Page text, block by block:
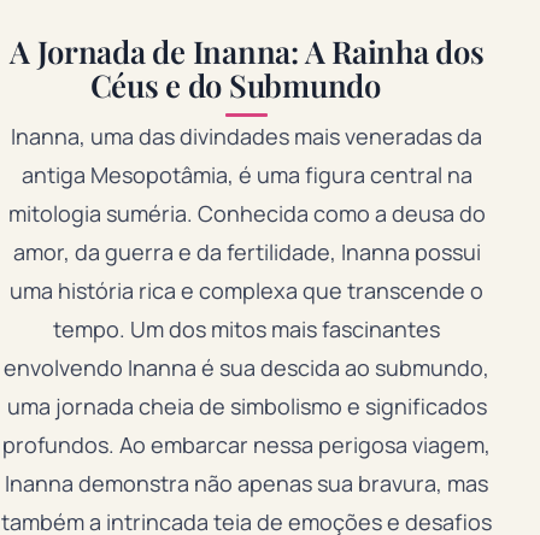
A Jornada de Inanna: A Rainha dos
Céus e do Submundo
Inanna, uma das divindades mais veneradas da
antiga Mesopotâmia, é uma figura central na
mitologia suméria. Conhecida como a deusa do
amor, da guerra e da fertilidade, Inanna possui
uma história rica e complexa que transcende o
tempo. Um dos mitos mais fascinantes
envolvendo Inanna é sua descida ao submundo,
uma jornada cheia de simbolismo e significados
profundos. Ao embarcar nessa perigosa viagem,
Inanna demonstra não apenas sua bravura, mas
também a intrincada teia de emoções e desafios